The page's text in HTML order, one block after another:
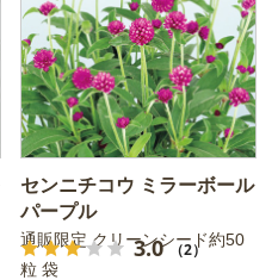
センニチコウ ミラーボール
パープル
3.0 （2）
通販限定 クリーンシード約50
粒 袋